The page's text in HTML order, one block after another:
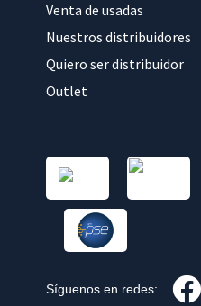
Venta de usadas
Nuestros distribuidores
Quiero ser distribuidor
Outlet
Síguenos en redes: